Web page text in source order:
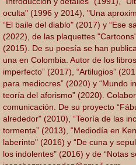
oculta" (1996 y 2014), "Una
“El baile del diablo" (2017) y “Ese
(2022), de las plaquettes
(2015). De su poesía se han
una en Colombia. Autor de los
imperfecto” (2017), “Artilugios”
para mediocres” (2020) y “Mundo
teoría del aforismo” (2020).
comunicación. De su proyecto
alrededor" (2010), “Teoría de las
tormenta” (2013), “Mediodía en
laberinto" (2016) y “De cuna y
los indolentes" (2016) y de “Notas